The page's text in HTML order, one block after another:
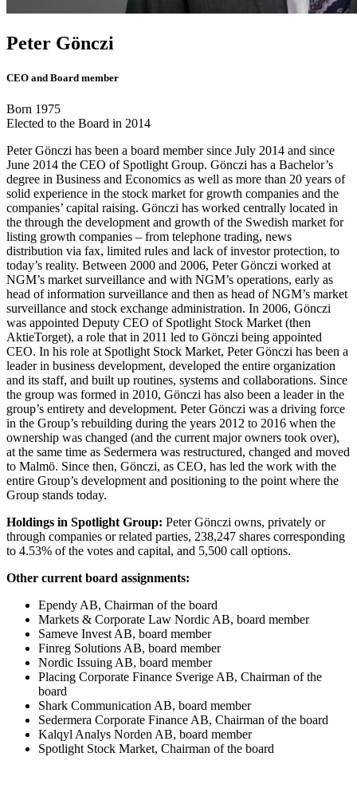
Peter Gönczi
CEO and Board member
Born 1975
Elected to the Board in 2014
Peter Gönczi has been a board member since July 2014 and since
June 2014 the CEO of Spotlight Group. Gönczi has a Bachelor’s
degree in Business and Economics as well as more than 20 years of
solid experience in the stock market for growth companies and the
companies’ capital raising. Gönczi has worked centrally located in
the through the development and growth of the Swedish market for
listing growth companies – from telephone trading, news
distribution via fax, limited rules and lack of investor protection, to
today’s reality. Between 2000 and 2006, Peter Gönczi worked at
NGM’s market surveillance and with NGM’s operations, early as
head of information surveillance and then as head of NGM’s market
surveillance and stock exchange administration. In 2006, Gönczi
was appointed Deputy CEO of Spotlight Stock Market (then
AktieTorget), a role that in 2011 led to Gönczi being appointed
CEO. In his role at Spotlight Stock Market, Peter Gönczi has been a
leader in business development, developed the entire organization
and its staff, and built up routines, systems and collaborations. Since
the group was formed in 2010, Gönczi has also been a leader in the
group’s entirety and development. Peter Gönczi was a driving force
in the Group’s rebuilding during the years 2012 to 2016 when the
ownership was changed (and the current major owners took over),
at the same time as Sedermera was restructured, changed and moved
to Malmö. Since then, Gönczi, as CEO, has led the work with the
entire Group’s development and positioning to the point where the
Group stands today.
Holdings in Spotlight Group: Peter Gönczi owns, privately or
through companies or related parties, 238,247 shares corresponding
to 4.53% of the votes and capital, and 5,500 call options.
Other current board assignments:
Ependy AB, Chairman of the board
Markets & Corporate Law Nordic AB, board member
Sameve Invest AB, board member
Finreg Solutions AB, board member
Nordic Issuing AB, board member
Placing Corporate Finance Sverige AB, Chairman of the
board
Shark Communication AB, board member
Sedermera Corporate Finance AB, Chairman of the board
Kalqyl Analys Norden AB, board member
Spotlight Stock Market, Chairman of the board